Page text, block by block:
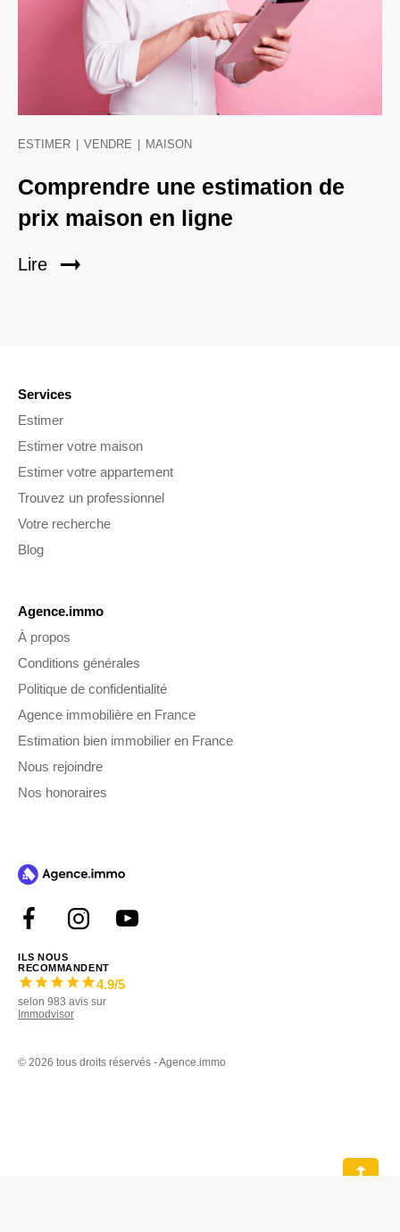
ESTIMER | VENDRE | MAISON
Comprendre une estimation de
prix maison en ligne
Lire
Services
Estimer
Estimer votre maison
Estimer votre appartement
Trouvez un professionnel
Votre recherche
Blog
Agence.immo
À propos
Conditions générales
Politique de confidentialité
Agence immobilière en France
Estimation bien immobilier en France
Nous rejoindre
Nos honoraires
ILS NOUS
RECOMMANDENT
4.9/5
selon 983 avis sur
Immodvisor
© 2026 tous droits réservés - Agence.immo